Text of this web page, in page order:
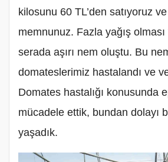
kilosunu 60 TL’den satıyoruz
memnunuz. Fazla yağış
serada aşırı nem oluştu. Bu
domateslerimiz hastalandı ve
Domates hastalığı konusunda
mücadele ettik, bundan dolayı
yaşadık.